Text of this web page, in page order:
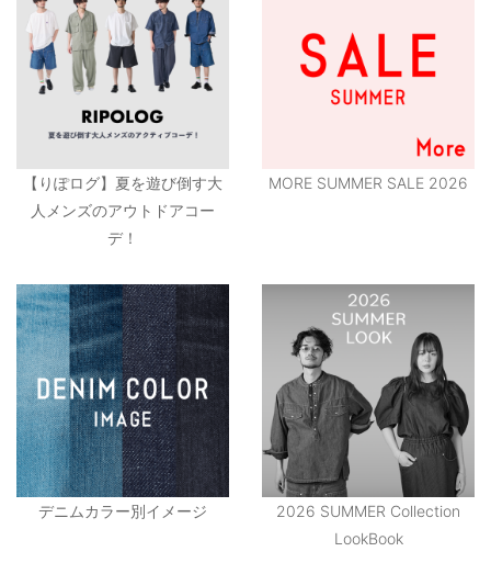
【りぽログ】夏を遊び倒す大
人メンズのアウトドアコー
デ！
MORE SUMMER SALE 2026
デニムカラー別イメージ
2026 SUMMER Collection
LookBook